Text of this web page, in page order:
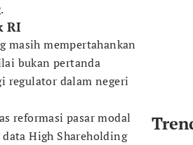
RI
masih mempertahankan
bukan pertanda
regulator dalam negeri
reformasi pasar modal
High Shareholding